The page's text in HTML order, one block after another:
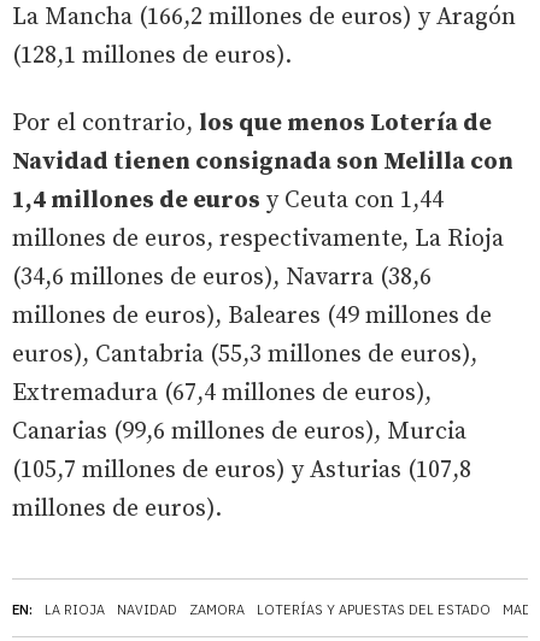
EN: LA RIOJA NAVIDAD ZAMORA LOTERÍAS Y APUESTAS DEL ESTADO
La Mancha (166,2 millones de euros) y Aragón
(128,1 millones de euros).
Por el contrario, los que menos Lotería de
Navidad tienen consignada son Melilla con
1,4 millones de euros y Ceuta con 1,44
millones de euros, respectivamente, La Rioja
(34,6 millones de euros), Navarra (38,6
millones de euros), Baleares (49 millones de
euros), Cantabria (55,3 millones de euros),
Extremadura (67,4 millones de euros),
Canarias (99,6 millones de euros), Murcia
(105,7 millones de euros) y Asturias (107,8
millones de euros).